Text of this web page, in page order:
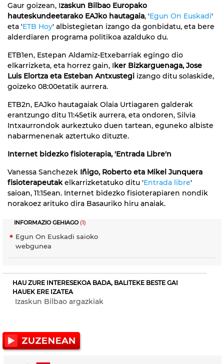
Gaur goizean, Izaskun Bilbao Europako
hauteskundeetarako EAJko hautagaia, 'Egun On Euskadi'
eta 'ETB Hoy' albistegietan izango da gonbidatu, eta bere
alderdiaren programa politikoa azalduko du.
ETB1en, Estepan Aldamiz-Etxebarriak egingo dio
elkarrizketa, eta horrez gain, Iker Bizkarguenaga, Jose
Luis Elortza eta Esteban Antxustegi izango ditu solaskide,
goizeko 08:00etatik aurrera.
ETB2n, EAJko hautagaiak Olaia Urtiagaren galderak
erantzungo ditu 11:45etik aurrera, eta ondoren, Silvia
Intxaurrondok aurkeztuko duen tartean, eguneko albiste
nabarmenenak aztertuko dituzte.
Internet bidezko fisioterapia, 'Entrada Libre'n
Vanessa Sanchezek Iñigo, Roberto eta Mikel Junquera
fisioterapeutakelkarrizketatuko ditu 'Entrada libre'
saioan, 11:15ean. Internet bidezko fisioterapiaren nondik
norakoez arituko dira Basauriko hiru anaiak.
INFORMAZIO GEHIAGO(1)
Egun On Euskadi saioko
webgunea
HAU ZURE INTERESEKOA BADA, BALITEKE BESTE GAI
HAUEK ERE IZATEA
Izaskun Bilbao argazkiak